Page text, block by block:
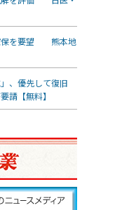
保を要望 熊本地
、優先して復旧
【無料】